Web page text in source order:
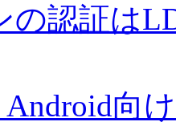
の認証は
Android向